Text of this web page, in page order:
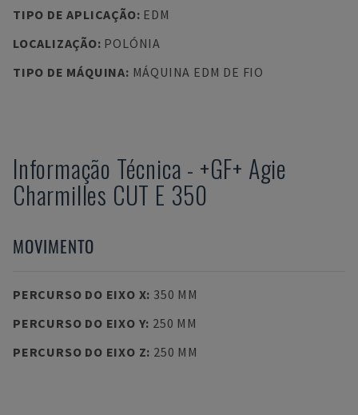
TIPO DE APLICAÇÃO: EDM
LOCALIZAÇÃO: POLÓNIA
TIPO DE MÁQUINA: MÁQUINA EDM DE FIO
Informação Técnica - +GF+ Agie
Charmilles CUT E 350
MOVIMENTO
PERCURSO DO EIXO X: 350 MM
PERCURSO DO EIXO Y: 250 MM
PERCURSO DO EIXO Z: 250 MM